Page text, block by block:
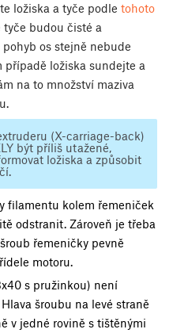
ložiska a tyče podle tohoto
tyče budou čisté a
pohyb os stejně nebude
případě ložiska sundejte a
na to množství maziva
(X-carriage-back)
být příliš utažené,
ložiska a způsobit
filamentu kolem řemeniček
odstranit. Zároveň je třeba
řemeničky pevně
motoru.
s pružinkou) není
šroubu na levé straně
v jedné rovině s tištěnými